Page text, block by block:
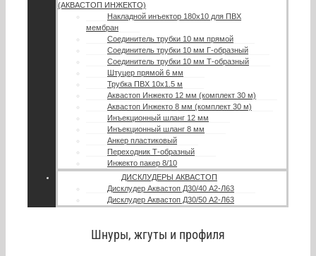
(АКВАСТОП ИНЖЕКТО)
Накладной инъектор 180х10 для ПВХ
мембран
Соединитель трубки 10 мм прямой
Соединитель трубки 10 мм Г-образный
Соединитель трубки 10 мм Т-образный
Штуцер прямой 6 мм
Трубка ПВХ 10х1.5 м
Аквастоп Инжекто 12 мм (комплект 30 м)
Аквастоп Инжекто 8 мм (комплект 30 м)
Инъекционный шланг 12 мм
Инъекционный шланг 8 мм
Анкер пластиковый
Переходник Т-образный
Инжекто пакер 8/10
ДИСКЛУДЕРЫ АКВАСТОП
Дисклудер Аквастоп Д30/40 А2-Л63
Дисклудер Аквастоп Д30/50 А2-Л63
Шнуры, жгуты и профиля